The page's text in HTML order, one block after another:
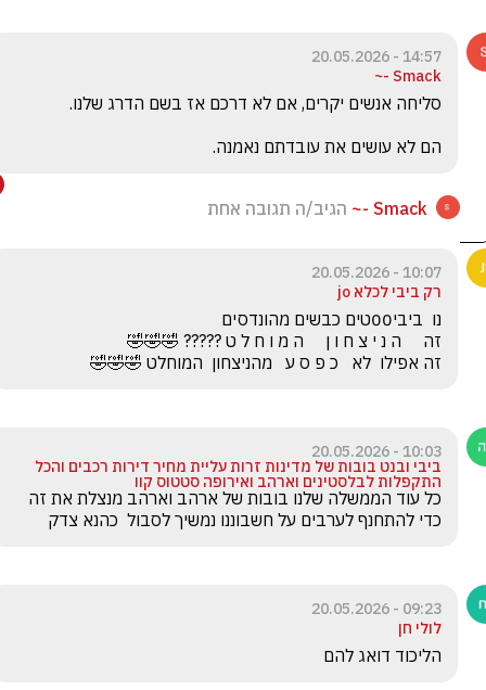
14:57 - 20.05.2026
Smack -~
הם לא עושים את עובדתם נאמנה.
Smack -~ הגיב/ה תגובה אחת
10:07 - 20.05.2026
רק ביבי לכלא jo
זה אפילו  לא   כ פ ס ע   מהניצחון  המוחלט 🤣🤣🤣
10:03 - 20.05.2026
ביבי ובנט בובות של מדינות זרות עליית מחיר דירות רכבים והכל
התקפלות לבלסטינים וארהב ואירופה סטטוס קוו
כדי להתחנף לערבים על חשבוננו נמשיך לסבול  כהנא צדק
09:23 - 20.05.2026
לולי חן
הליכוד דואג להם